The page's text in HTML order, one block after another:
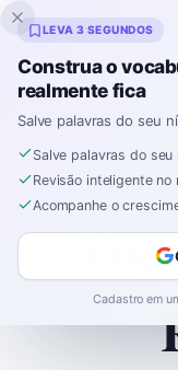
Inklingo
Vocabulário de
LEVA 3 SEGUNDOS
Construa o
realmente fica
Salve palavras do seu
Salve palavras do seu
Revisão inteligente
Acompanhe o
Cadastro em